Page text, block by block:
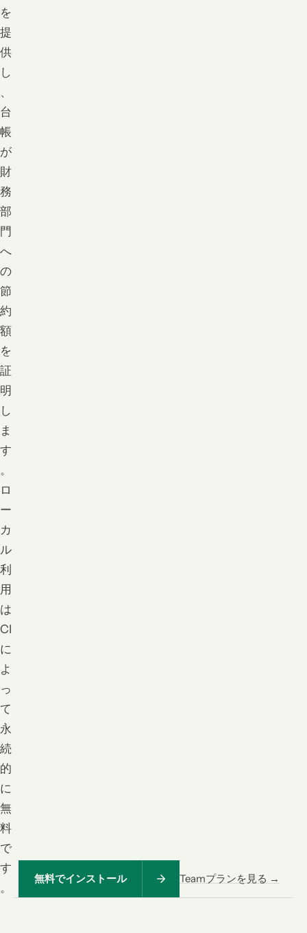
を
提
供
し
、
台
帳
が
財
務
部
門
へ
の
節
約
額
を
証
明
し
ま
す
。
ロ
ー
カ
ル
利
用
は
CI
に
よ
っ
て
永
続
的
に
無
料
で
す
。
無料でインストール Teamプランを見る →